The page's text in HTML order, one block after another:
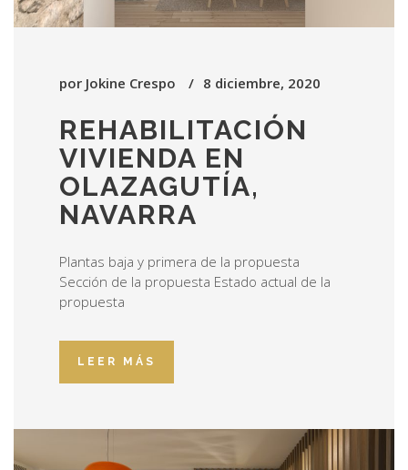
por Jokine Crespo 8 diciembre, 2020
REHABILITACIÓN
VIVIENDA EN
OLAZAGUTÍA,
NAVARRA
Plantas baja y primera de la propuesta
Sección de la propuesta Estado actual de la
propuesta
LEER MÁS